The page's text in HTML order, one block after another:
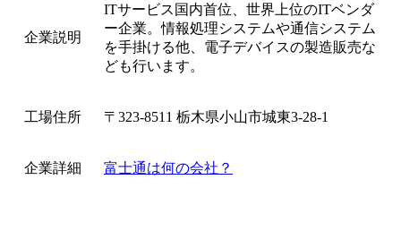
企業説明
ITサービス国内首位、世界上位のITベンダ
ー企業。情報処理システムや通信システム
を手掛ける他、電子デバイスの製造販売な
ども行います。
工場住所 〒323-8511 栃木県小山市城東3-28-1
企業詳細 富士通は何の会社？